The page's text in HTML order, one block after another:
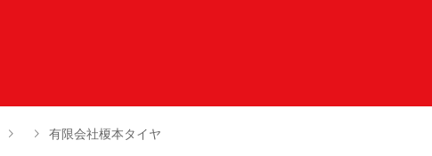
有限会社榎本タイヤ